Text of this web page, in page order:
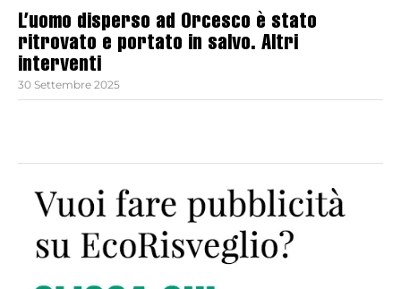
L’uomo disperso ad Orcesco è stato
ritrovato e portato in salvo. Altri
interventi
30 Settembre 2025